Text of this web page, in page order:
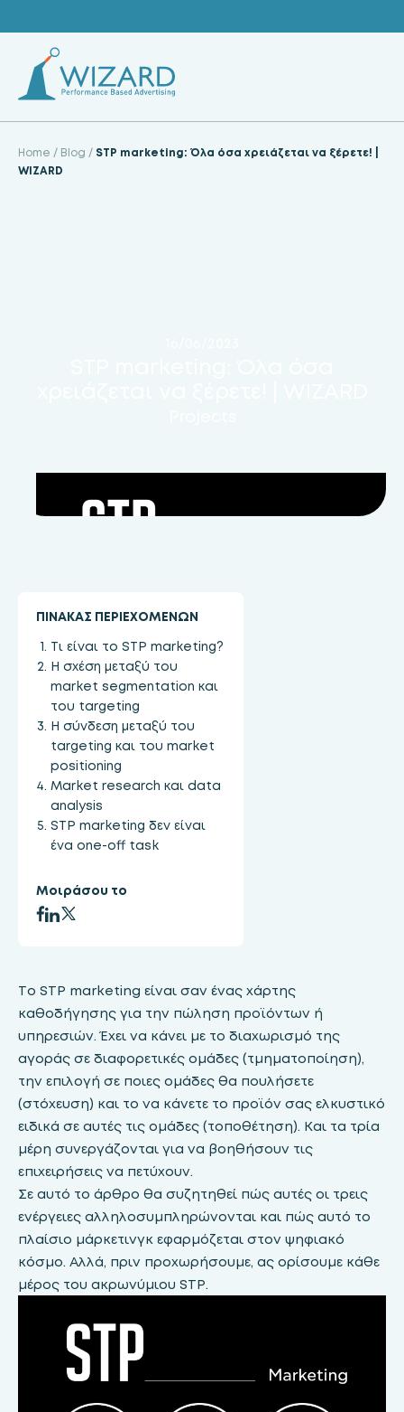
to
content
Home / Blog / STP marketing: Όλα όσα χρειάζεται να ξέρετε! |
WIZARD
ΠΙΝΑΚΑΣ ΠΕΡΙΕΧΟΜΕΝΩΝ
Τι είναι το STP marketing?
Η σχέση μεταξύ του
market segmentation και
του targeting
Η σύνδεση μεταξύ του
targeting και του market
positioning
Market research και data
analysis
STP marketing δεν είναι
ένα one-off task
Μοιράσου το
Το STP marketing είναι σαν ένας χάρτης
καθοδήγησης για την πώληση προϊόντων ή
υπηρεσιών. Έχει να κάνει με το διαχωρισμό της
αγοράς σε διαφορετικές ομάδες (τμηματοποίηση),
την επιλογή σε ποιες ομάδες θα πουλήσετε
(στόχευση) και το να κάνετε το προϊόν σας ελκυστικό
ειδικά σε αυτές τις ομάδες (τοποθέτηση). Και τα τρία
μέρη συνεργάζονται για να βοηθήσουν τις
επιχειρήσεις να πετύχουν.
Σε αυτό το άρθρο θα συζητηθεί πώς αυτές οι τρεις
ενέργειες αλληλοσυμπληρώνονται και πώς αυτό το
πλαίσιο μάρκετινγκ εφαρμόζεται στον ψηφιακό
κόσμο. Αλλά, πριν προχωρήσουμε, ας ορίσουμε κάθε
μέρος του ακρωνύμιου STP.